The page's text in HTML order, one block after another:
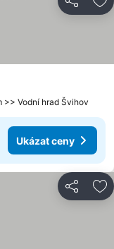
Sdílet
>> Vodní hrad Švihov
Ukázat ceny
Sdílet